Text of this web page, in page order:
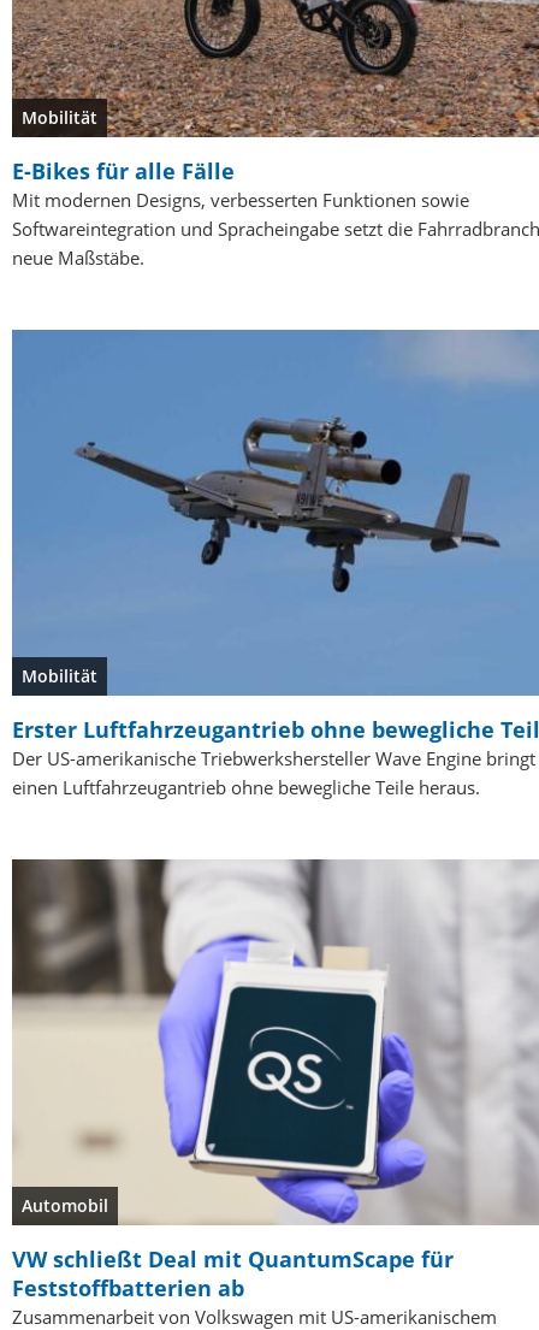
Mobilität
E-Bikes für alle Fälle
Mit modernen Designs, verbesserten Funktionen sowie
Softwareintegration und Spracheingabe setzt die
neue Maßstäbe.
Mobilität
Erster Luftfahrzeugantrieb ohne bewegliche
Der US-amerikanische Triebwerkshersteller Wave Engine bringt
einen Luftfahrzeugantrieb ohne bewegliche Teile heraus.
Automobil
VW schließt Deal mit QuantumScape für
Feststoffbatterien ab
Zusammenarbeit von Volkswagen mit US-amerikanischem